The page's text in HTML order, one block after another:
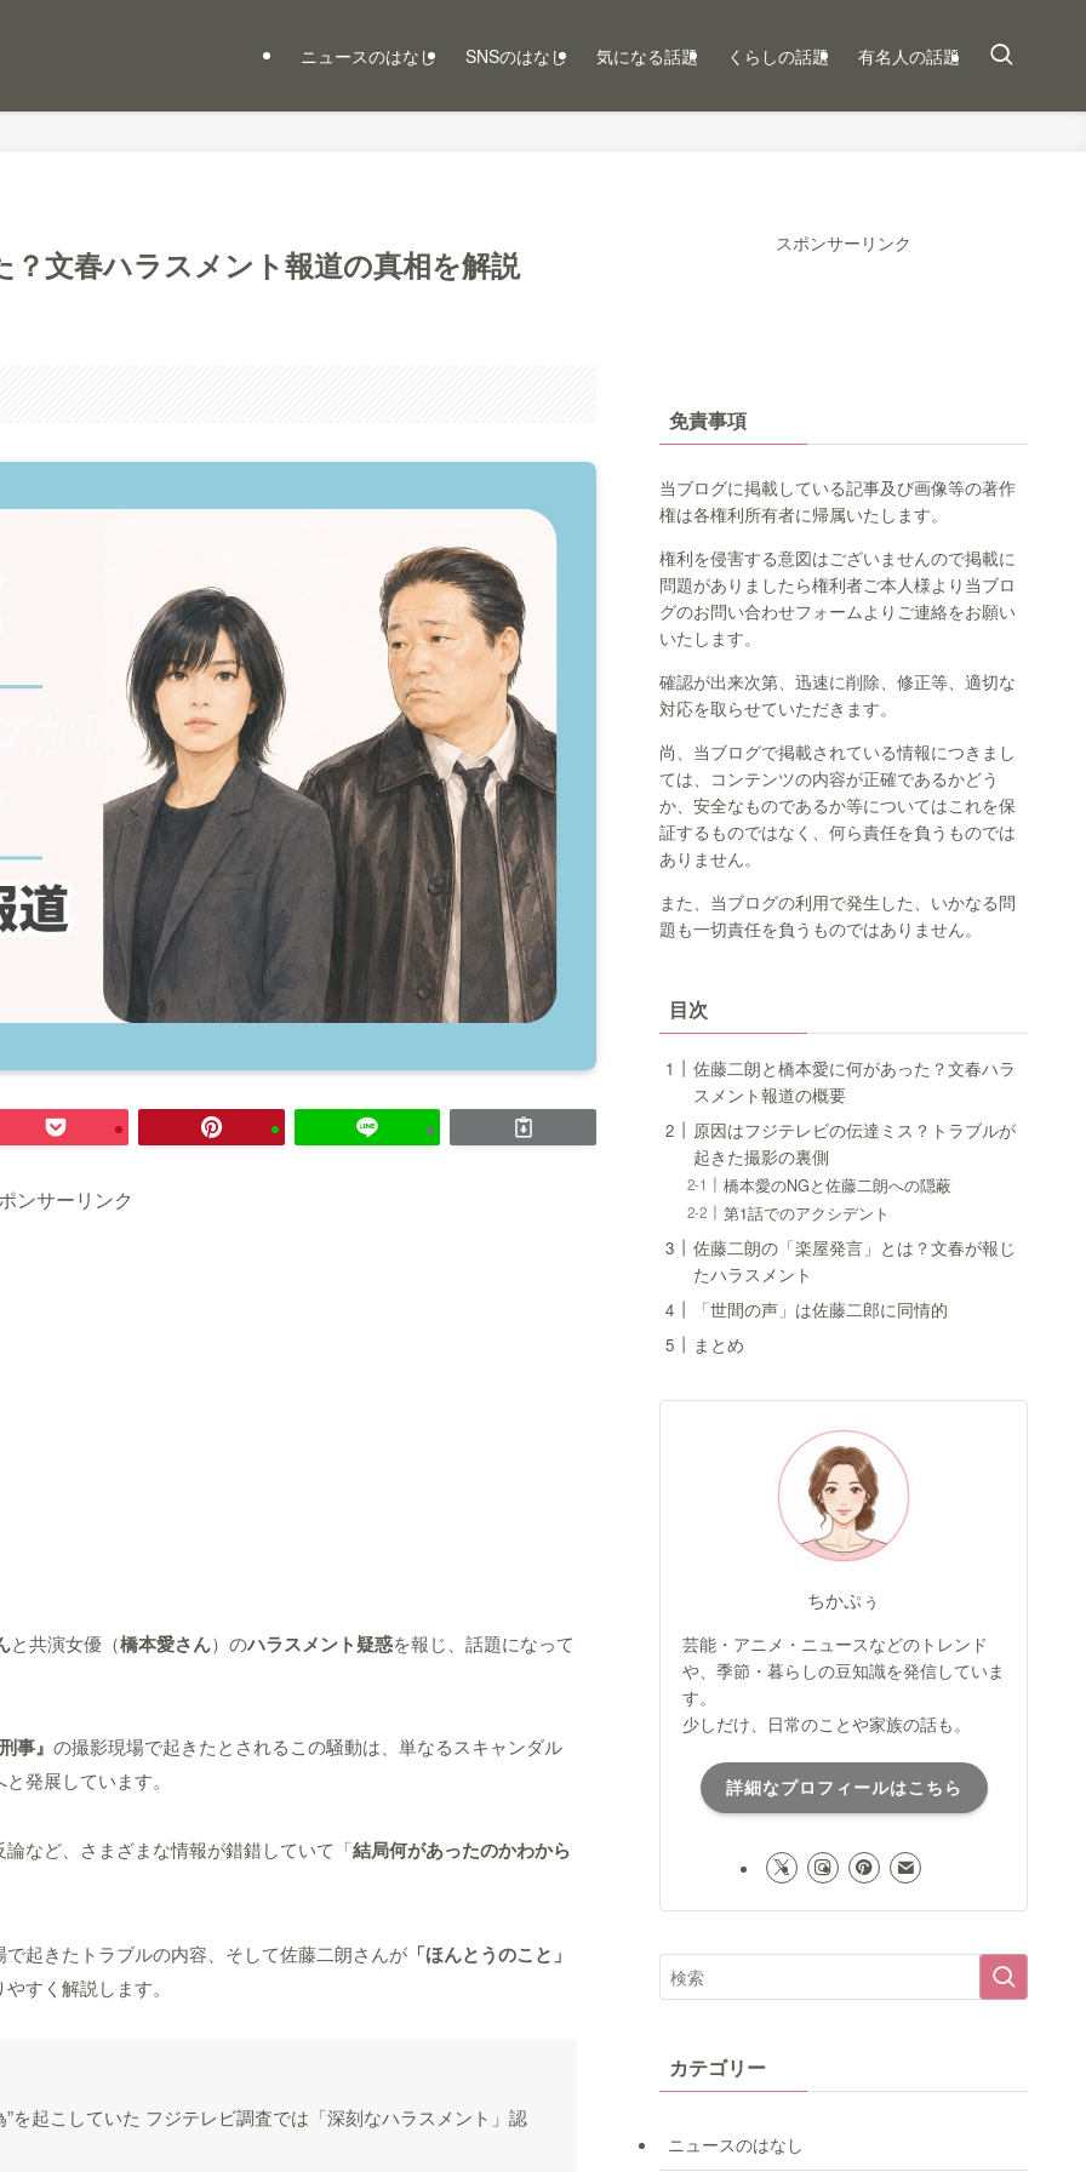
ニュースのはなし SNSのはなし 気になる話題 くらしの話題 有名人の話題
文春ハラスメント報道の真相を解説
ンサーリンク
と共演女優（橋本愛さん）のハラスメント疑惑を報じ、話題になって
事』 の撮影現場で起きたとされるこの騒動は、単なるスキャンダル
発展しています。
など、さまざまな情報が錯錯していて「結局何があったのかわから
起きたトラブルの内容、そして佐藤二朗さんが 「ほんとうのこと」
すく解説します。
を起こしていた フジテレビ調査では「深刻なハラスメント」認
スポンサーリンク
免責事項
当ブログに掲載している記事及び画像等の著作
権は各権利所有者に帰属いたします。
権利を侵害する意図はございませんので掲載に
問題がありましたら権利者ご本人様より当ブロ
グのお問い合わせフォームよりご連絡をお願い
いたします。
確認が出来次第、迅速に削除、修正等、適切な
対応を取らせていただきます。
尚、当ブログで掲載されている情報につきまし
ては、コンテンツの内容が正確であるかどう
か、安全なものであるか等についてはこれを保
証するものではなく、何ら責任を負うものでは
ありません。
また、当ブログの利用で発生した、いかなる問
題も一切責任を負うものではありません。
目次
佐藤二朗と橋本愛に何があった？文春ハラ
スメント報道の概要
原因はフジテレビの伝達ミス？トラブルが
起きた撮影の裏側
橋本愛のNGと佐藤二朗への隠蔽
第1話でのアクシデント
佐藤二朗の「楽屋発言」とは？文春が報じ
たハラスメント
「世間の声」は佐藤二郎に同情的
まとめ
ちかぷぅ
芸能・アニメ・ニュースなどのトレンド
や、季節・暮らしの豆知識を発信していま
す。
少しだけ、日常のことや家族の話も。
詳細なプロフィールはこちら
カテゴリー
ニュースのはなし